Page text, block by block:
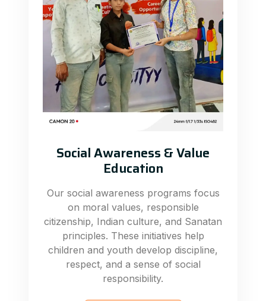
Social Awareness & Value
Education
Our social awareness programs focus
on moral values, responsible
citizenship, Indian culture, and Sanatan
principles. These initiatives help
children and youth develop discipline,
respect, and a sense of social
responsibility.